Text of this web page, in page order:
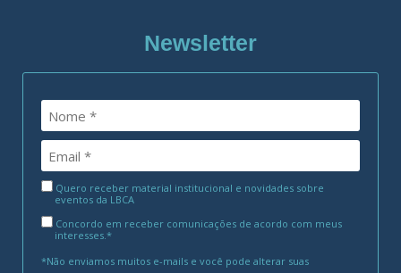
Newsletter
Quero receber material institucional e novidades sobre
eventos da LBCA
Concordo em receber comunicações de acordo com meus
interesses.*
*Não enviamos muitos e-mails e você pode alterar suas